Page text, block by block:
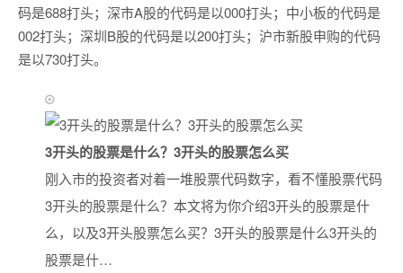
码是688打头；深市A股的代码是以000打头；中小板的代码是
002打头；深圳B股的代码是以200打头；沪市新股申购的代码
是以730打头。
3开头的股票是什么？3开头的股票怎么买
刚入市的投资者对着一堆股票代码数字，看不懂股票代码
3开头的股票是什么？本文将为你介绍3开头的股票是什
么，以及3开头股票怎么买？3开头的股票是什么3开头的
股票是什…